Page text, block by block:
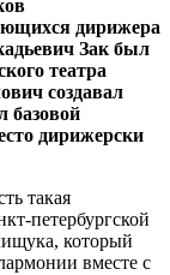
дирижера
Зак был
театра
создавал
базовой
дирижерски
такая
петербургской
который
вместе с